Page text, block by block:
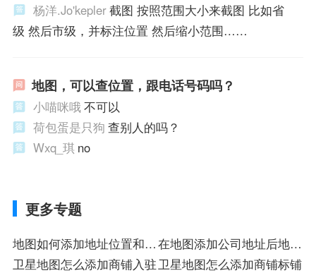
杨洋.Jo'kepler截图 按照范围大小来截图 比如省
级 然后市级，并标注位置 然后缩小范围……
地图，可以查位置，跟电话号码吗？
小喵咪哦不可以
荷包蛋是只狗 查别人的吗？
Wxq_琪 no
更多专题
地图如何添加地址位置和电
话
在地图添加公司地址后地图
共用吗
卫星地图怎么添加商铺入驻卫星地图怎么添加商铺标铺